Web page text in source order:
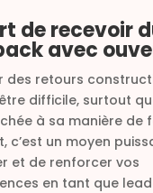
de recevoir
avec
des retours
difficile, surtout
à sa manière de
c’est un moyen
et de renforcer vos
en tant que